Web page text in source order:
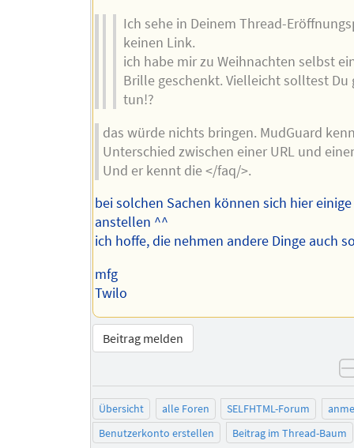
Ich sehe in Deinem Thread-
keinen Link.
ich habe mir zu Weihnachten selbst
Brille geschenkt. Vielleicht solltest Du
tun!?
das würde nichts bringen. MudGuard
Unterschied zwischen einer URL und
Und er kennt die </faq/>.
bei solchen Sachen können sich hier
anstellen ^^
ich hoffe, die nehmen andere Dinge auch
mfg
Twilo
Beitrag melden
Übersicht alle Foren SELFHTML-Forum
Benutzerkonto erstellen
Beitrag im Thread-Baum